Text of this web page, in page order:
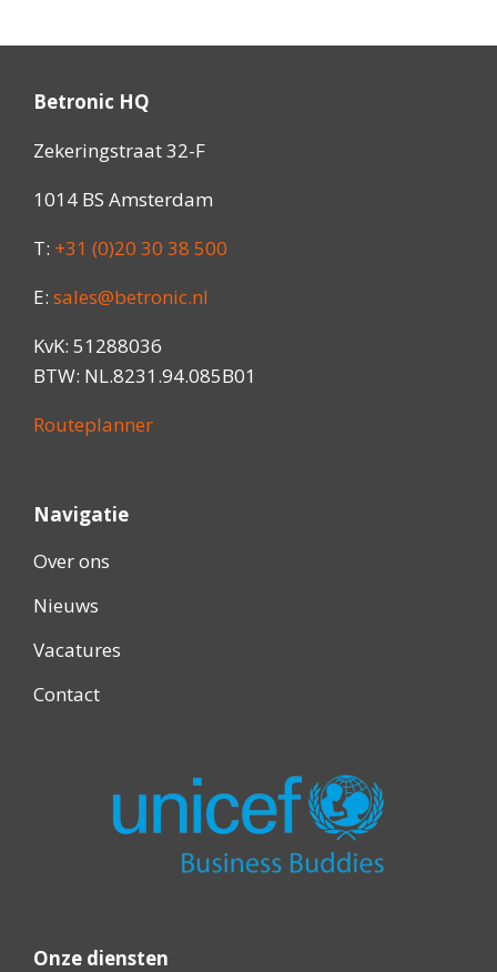
Betronic HQ
Zekeringstraat 32-F
1014 BS Amsterdam
T: +31 (0)20 30 38 500
E: sales@betronic.nl
KvK: 51288036
BTW: NL.8231.94.085B01
Routeplanner
Navigatie
Over ons
Nieuws
Vacatures
Contact
Onze diensten